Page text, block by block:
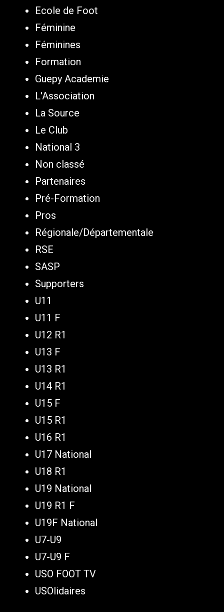
Ecole de Foot
Féminine
Féminines
Formation
Guepy Academie
L'Association
La Source
Le Club
National 3
Non classé
Partenaires
Pré-Formation
Pros
Régionale/Départementale
RSE
SASP
Supporters
U11
U11 F
U12 R1
U13 F
U13 R1
U14 R1
U15 F
U15 R1
U16 R1
U17 National
U18 R1
U19 National
U19 R1 F
U19F National
U7-U9
U7-U9 F
USO FOOT TV
USOlidaires